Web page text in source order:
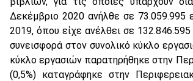
Δεκέμβριο 2020 ανήλθε σε
2019, όπου είχε ανέλθει σε
συνεισφορά στον συνολικό κύκλο
κύκλο εργασιών παρατηρήθηκε στην
(0,5%) καταγράφηκε στην